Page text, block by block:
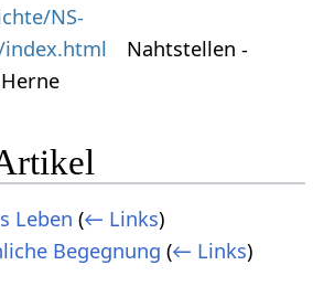
NS-
Nahtstellen -
Leben (← Links)
Begegnung (← Links)